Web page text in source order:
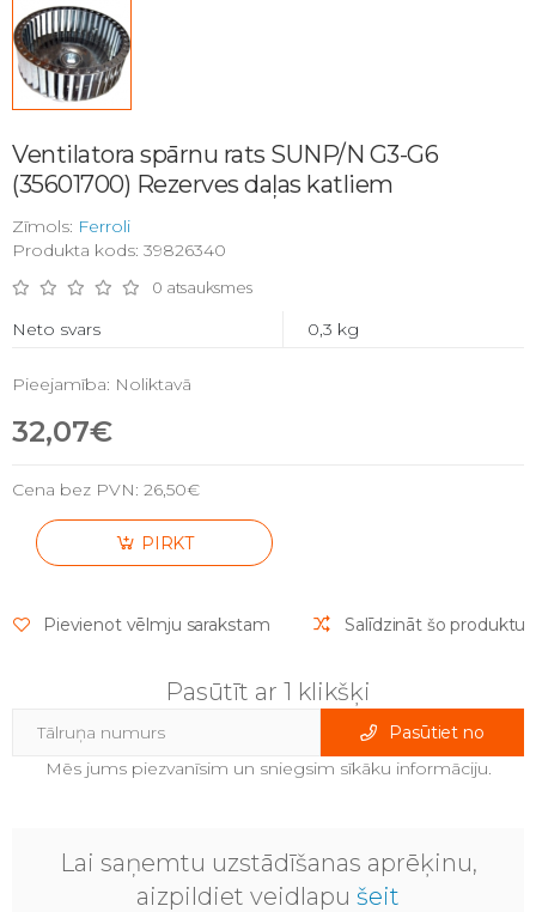
Ventilatora spārnu rats SUNP/N G3-G6
(35601700) Rezerves daļas katliem
Zīmols: Ferroli
Produkta kods: 39826340
0 atsauksmes
Neto svars 0,3 kg
Pieejamība: Noliktavā
32,07€
Cena bez PVN: 26,50€
PIRKT
Pievienot vēlmju sarakstam Salīdzināt šo produktu
Pasūtīt ar 1 klikšķi
Pasūtiet no
Mēs jums piezvanīsim un sniegsim sīkāku informāciju.
Lai saņemtu uzstādīšanas aprēķinu,
aizpildiet veidlapu šeit